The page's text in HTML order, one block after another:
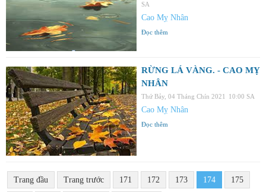
SA
Cao Mỵ Nhân
Đọc thêm
RỪNG LÁ VÀNG. - CAO MỴ
NHÂN
Thứ Bảy, 04 Tháng Chín 2021 10:00 SA
Cao Mỵ Nhân
Đọc thêm
Trang đầu Trang trước 171 172 173 174 175